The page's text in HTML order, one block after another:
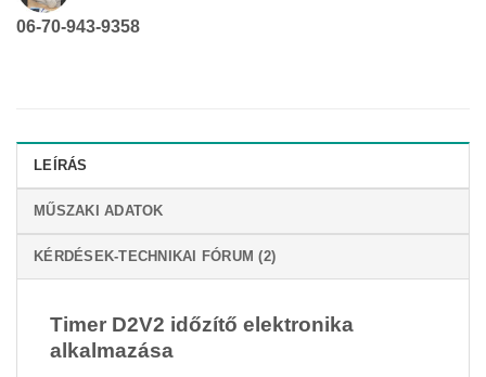
06-70-943-9358
LEÍRÁS
MŰSZAKI ADATOK
KÉRDÉSEK-TECHNIKAI FÓRUM (2)
Timer D2V2 időzítő elektronika
alkalmazása